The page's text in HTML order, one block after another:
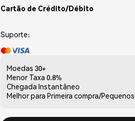
Cartão de Crédito/Débito
Suporte:
Moedas 30+
Menor Taxa 0.8%
Chegada Instantâneo
Melhor para Primeira compra/